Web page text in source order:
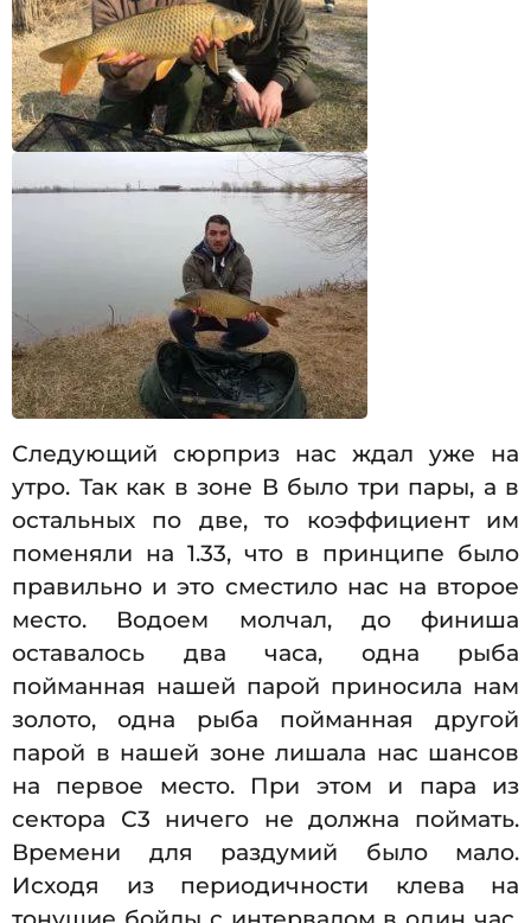
Следующий сюрприз нас ждал уже на
утро. Так как в зоне В было три пары, а в
остальных по две, то коэффициент им
поменяли на 1.33, что в принципе было
правильно и это сместило нас на второе
место. Водоем молчал, до финиша
оставалось два часа, одна рыба
пойманная нашей парой приносила нам
золото, одна рыба пойманная другой
парой в нашей зоне лишала нас шансов
на первое место. При этом и пара из
сектора С3 ничего не должна поймать.
Времени для раздумий было мало.
Исходя из периодичности клева на